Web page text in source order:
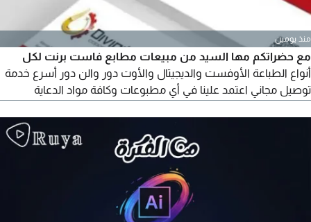
منذ يومين
مع حضراتكم مها السيد من مبيعات مطابع فاست برنت لكل
أنواع الطباعة الأوفست والديجيتال والأوت دور والن دور أسرع خدمة
توصيل مجاني اعتمد علينا في أي مطبوعات وكافة مواد الدعاية